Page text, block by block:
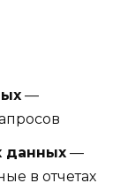
—
данных —
в отчетах